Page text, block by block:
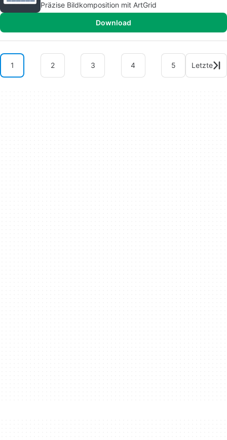
Präzise Bildkomposition mit ArtGrid
Download
1 2 3 4 5 Letzte